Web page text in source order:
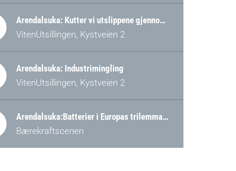
Arendalsuka: Kutter vi utslippene gjennom omstilling – eller tap av industri?
VitenUtsillingen, Kystveien 2
Arendalsuka: Industrimingling
VitenUtsillingen, Kystveien 2
Arendalsuka:Batterier i Europas trilemma: Energisikkerhet, konkurransekraft og bærekraft (Battery Norway-arrangement)
Bærekraftscenen